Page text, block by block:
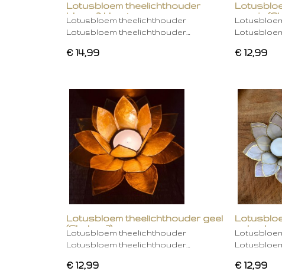
Lotusbloem theelichthouder
blauw 2 kleurig
Lotusbloem theelichthouder
Lotusbloem theelichthouder…
€ 14,99
oranje
€ 12,99
Lotusbloem theelichthouder geel
(Chakra 3)
Lotusbloem theelichthouder
Lotusbloem theelichthouder…
€ 12,99
gebroken
€ 12,99